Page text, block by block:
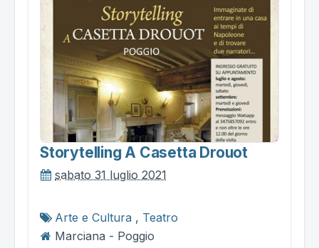
Storytelling A Casetta Drouot
sabato 31 luglio 2021
Arte e Cultura , Teatro
Marciana - Poggio